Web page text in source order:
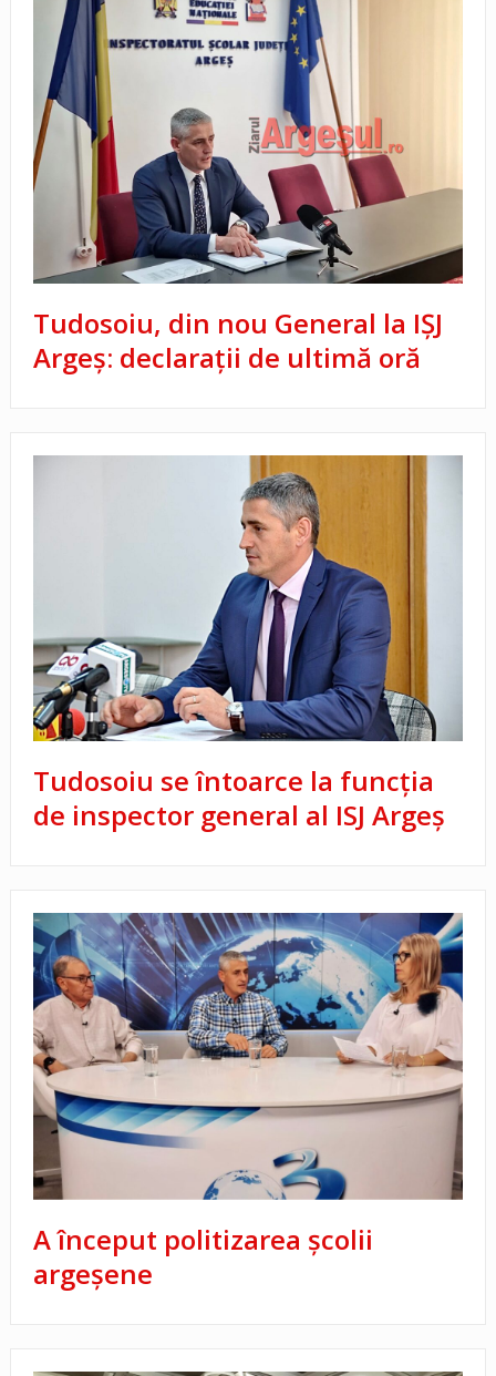
Tudosoiu, din nou General la IȘJ
Argeș: declarații de ultimă oră
Tudosoiu se întoarce la funcția
de inspector general al ISJ Argeș
A început politizarea şcolii
argeşene